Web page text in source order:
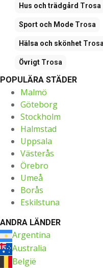
Hus och trädgård Trosa
Sport och Mode Trosa
Hälsa och skönhet
Övrigt Trosa
POPULÄRA STÄDER
Malmö
Göteborg
Stockholm
Halmstad
Uppsala
Västerås
Örebro
Umeå
Borås
Eskilstuna
ANDRA LÄNDER
Argentina
Australia
België